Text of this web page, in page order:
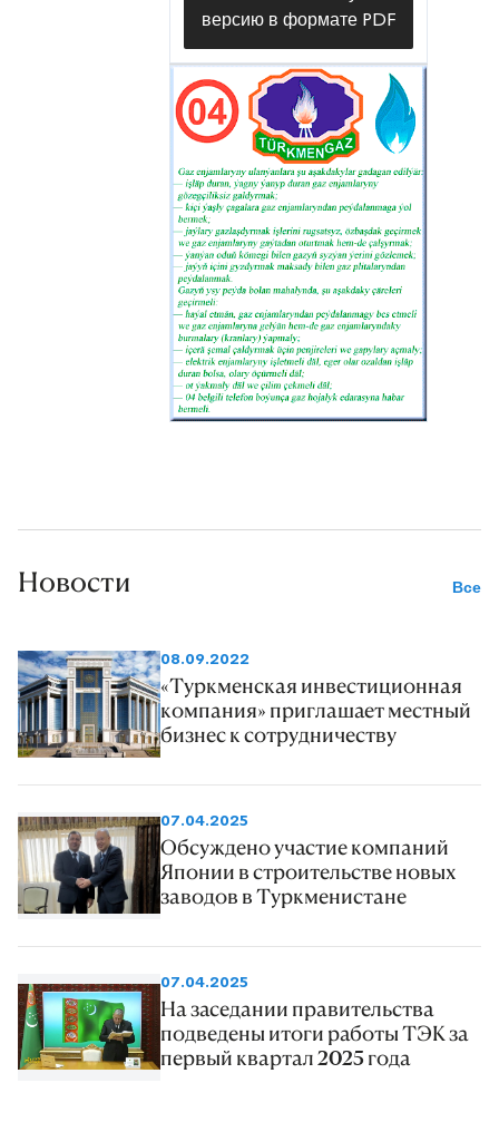
версию в формате PDF
Новости Все
08.09.2022
«Туркменская инвестиционная
компания» приглашает местный
бизнес к сотрудничеству
07.04.2025
Обсуждено участие компаний
Японии в строительстве новых
заводов в Туркменистане
07.04.2025
На заседании правительства
подведены итоги работы ТЭК за
первый квартал 2025 года